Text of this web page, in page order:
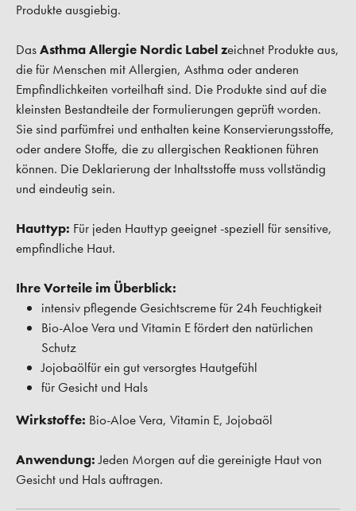
Produkte ausgiebig.
DasAsthma Allergie Nordic Label zeichnet Produkte aus,
die für Menschen mit Allergien, Asthma oder anderen
Empfindlichkeiten vorteilhaft sind. Die Produkte sind auf die
kleinsten Bestandteile der Formulierungen geprüft worden.
Sie sind parfümfrei und enthalten keine Konservierungsstoffe,
oder andere Stoffe, die zu allergischen Reaktionen führen
können. Die Deklarierung der Inhaltsstoffe muss vollständig
und eindeutig sein.
Hauttyp: Für jeden Hauttyp geeignet -speziell für sensitive,
empfindliche Haut.
Ihre Vorteile im Überblick:
intensiv pflegende Gesichtscreme für 24h Feuchtigkeit
Bio-Aloe Vera und Vitamin E fördert den natürlichen
Schutz
Jojobaölfür ein gut versorgtes Hautgefühl
für Gesicht und Hals
Wirkstoffe: Bio-Aloe Vera, Vitamin E, Jojobaöl
Anwendung:Jeden Morgen auf die gereinigte Haut von
Gesicht und Hals auftragen.